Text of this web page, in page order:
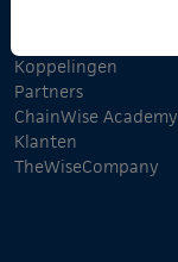
Koppelingen
Partners
ChainWise Academy
Klanten
TheWiseCompany